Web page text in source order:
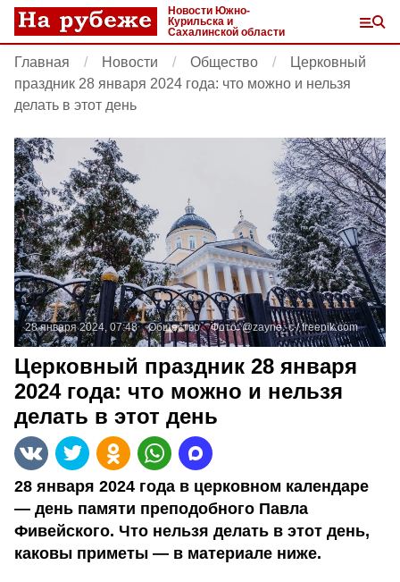
Новости Южно-
Курильска и
Сахалинской области
Главная Новости Общество
Церковный
праздник 28 января 2024 года: что можно и нельзя
делать в этот день
28 января 2024, 07:48 Общество Фото:@zayne_c /freepik.com
Церковный праздник 28 января
2024 года: что можно и нельзя
делать в этот день
28 января 2024 года в церковном календаре
— день памяти преподобного Павла
Фивейского. Что нельзя делать в этот день,
каковы приметы — в материале ниже.